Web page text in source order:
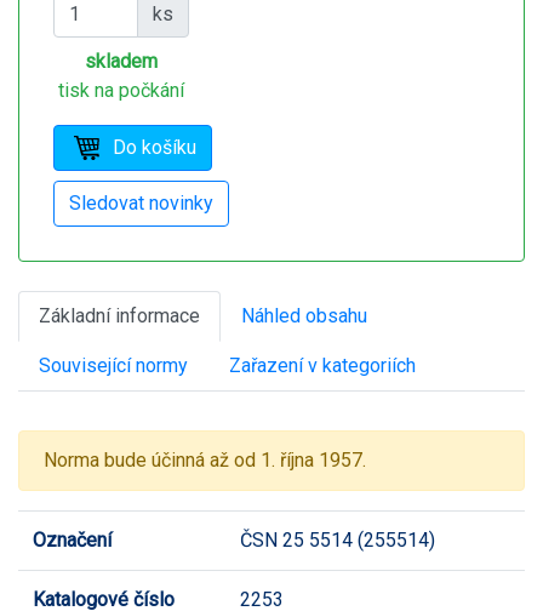
ks
skladem
tisk na počkání
Základní informace Náhled obsahu
Související normy Zařazení v kategoriích
Norma bude účinná až od 1. října 1957.
Označení ČSN 25 5514 (255514)
Katalogové číslo 2253